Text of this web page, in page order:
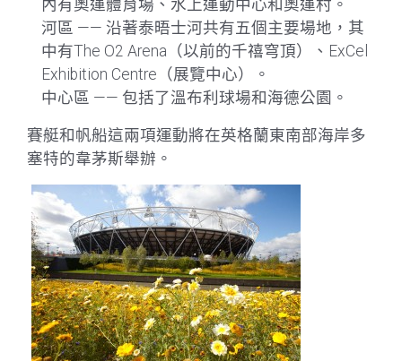
內有奧運體育場、水上運動中心和奧運村。
河區 —— 沿著泰晤士河共有五個主要場地，其
中有The O2 Arena（以前的千禧穹頂）、ExCel
Exhibition Centre（展覽中心）。
中心區 —— 包括了溫布利球場和海德公園。
賽艇和帆船這兩項運動將在英格蘭東南部海岸多
塞特的韋茅斯舉辦。